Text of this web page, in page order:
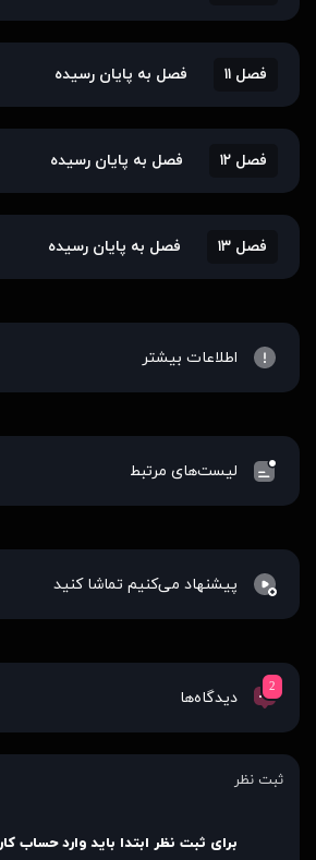
فصل ۱۱ فصل به پایان رسیده
فصل ۱۲ فصل به پایان رسیده
فصل ۱۳ فصل به پایان رسیده
اطلاعات بیشتر
لیست‌های مرتبط
پیشنهاد می‌کنیم تماشا کنید
2
دیدگاه‌ها
ثبت نظر
برای ثبت نظر ابتدا باید وارد حساب